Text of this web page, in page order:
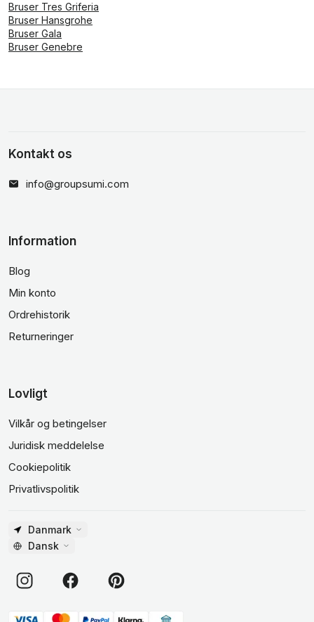
Bruser Tres Griferia
Bruser Hansgrohe
Bruser Gala
Bruser Genebre
Kontakt os
info@groupsumi.com
Information
Blog
Min konto
Ordrehistorik
Returneringer
Lovligt
Vilkår og betingelser
Juridisk meddelelse
Cookiepolitik
Privatlivspolitik
Danmark
Dansk